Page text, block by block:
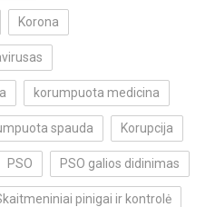
Korona
korumpuota medicina
spauda Korupcija
PSO PSO galios didinimas
pinigai ir kontrolė